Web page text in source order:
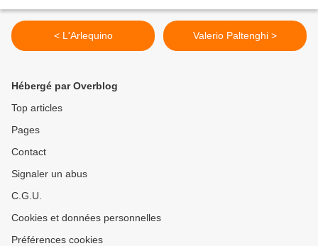
< L'Arlequino Valerio Paltenghi >
Hébergé par Overblog
Top articles
Pages
Contact
Signaler un abus
C.G.U.
Cookies et données personnelles
Préférences cookies